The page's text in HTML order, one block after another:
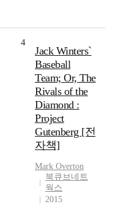
4
Jack Winters`
Baseball
Team; Or, The
Rivals of the
Diamond :
Project
Gutenberg [전
자책]
Mark Overton
북큐브네트
웍스
2015